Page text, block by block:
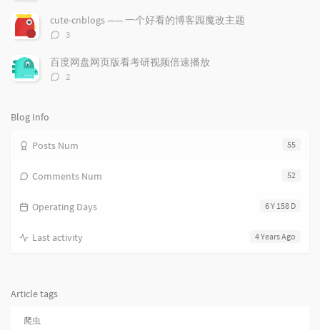
c
l
s
n
数：
cute-cnblogs —— 一个好看的博客园魔改主题
评
数：
3
百度网盘网页版看考研视频倍速播放
评
2
Blog Info
55
Posts Num
52
Comments Num
6 Y 158 D
Operating Days
4 Years Ago
Last activity
Article tags
爬虫